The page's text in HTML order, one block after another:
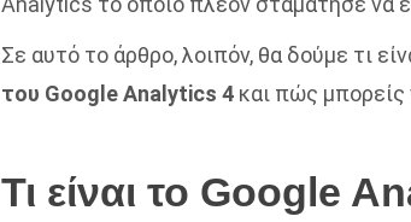
Σε αυτό το άρθρο, λοιπόν, θα δούμε τι
του Google Analytics 4 και πώς μπορείς
Τι είναι το Google